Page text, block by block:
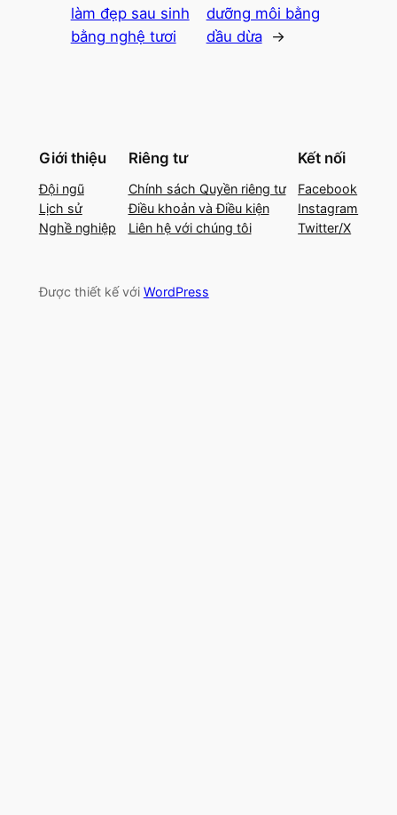
làm đẹp sau sinh
bằng nghệ tươi
dưỡng môi bằng
dầu dừa
→
Giới thiệu
Đội ngũ
Lịch sử
Nghề nghiệp
Riêng tư
Chính sách Quyền riêng tư
Điều khoản và Điều kiện
Liên hệ với chúng tôi
Kết nối
Facebook
Instagram
Twitter/X
Được thiết kế với WordPress